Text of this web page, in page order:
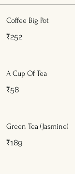
Coffee Big Pot
₹252
A Cup Of Tea
₹58
Green Tea (Jasmine)
₹189